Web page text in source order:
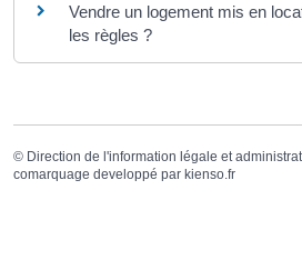
Vendre un logement mis en
les règles ?
© Direction de l'information légale et
comarquage developpé par kienso.fr